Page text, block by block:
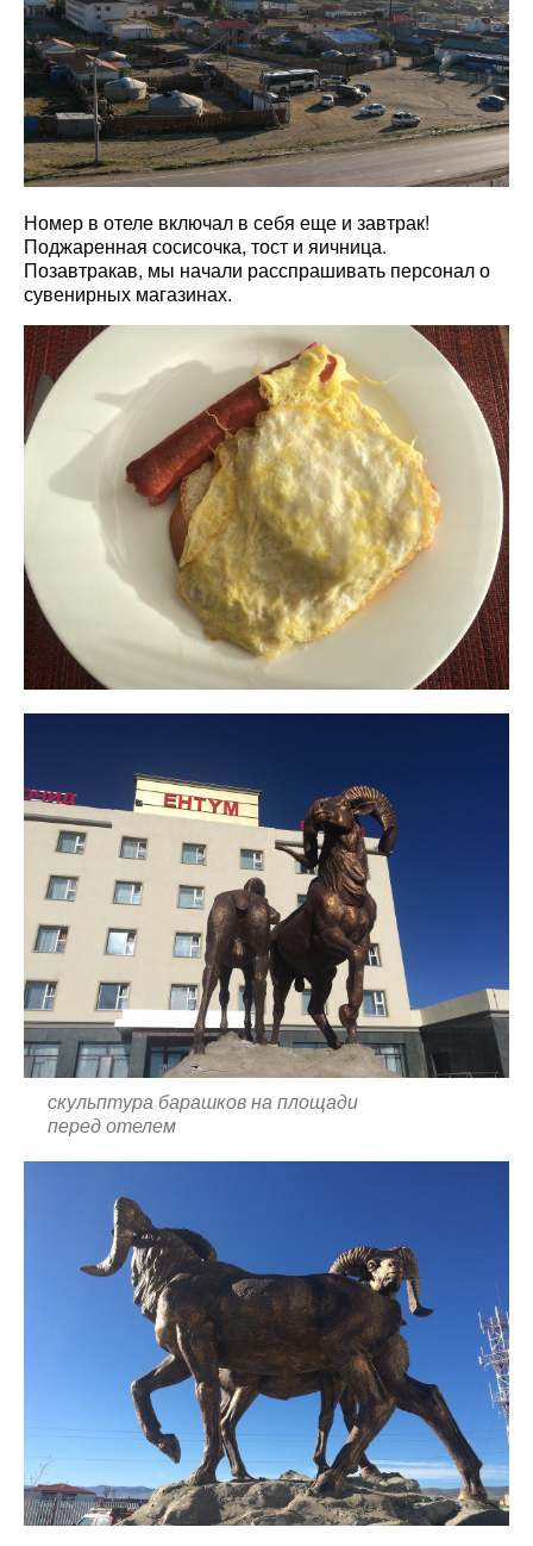
Номер в отеле включал в себя еще и завтрак!
Поджаренная сосисочка, тост и яичница.
Позавтракав, мы начали расспрашивать персонал о
сувенирных магазинах.
скульптура барашков на площади
перед отелем